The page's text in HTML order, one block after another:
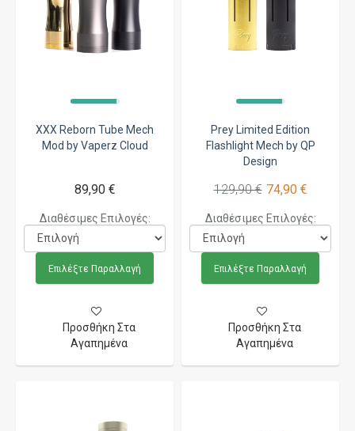
XXX Reborn Tube Mech
Mod by Vaperz Cloud
89,90 €
Διαθέσιμες Επιλογές:
Επιλέξτε Παραλλαγή
Προσθήκη Στα
Αγαπημένα
Prey Limited Edition
Flashlight Mech by QP
Design
129,90 € 74,90 €
Διαθέσιμες Επιλογές:
Επιλέξτε Παραλλαγή
Προσθήκη Στα
Αγαπημένα